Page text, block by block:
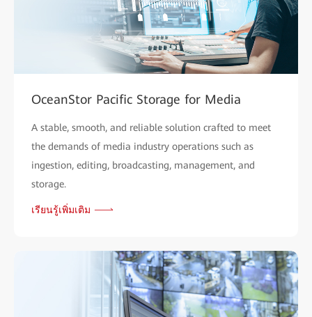
OceanStor Pacific Storage for Media
A stable, smooth, and reliable solution crafted to meet
the demands of media industry operations such as
ingestion, editing, broadcasting, management, and
storage.
เรียนรู้เพิ่มเติม